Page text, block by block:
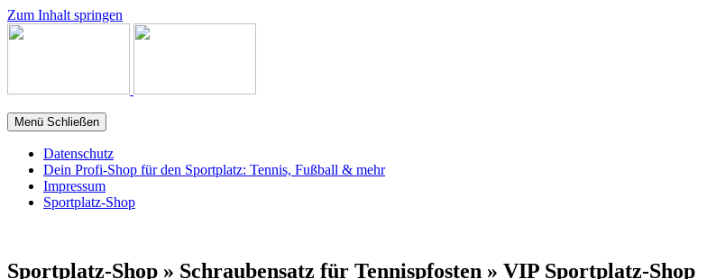
Zum Inhalt springen
Menü Schließen
Datenschutz
Dein Profi-Shop für den Sportplatz: Tennis, Fußball & mehr
Impressum
Sportplatz-Shop
Sportplatz-Shop » Schraubensatz für Tennispfosten » VIP Sportplatz-Shop